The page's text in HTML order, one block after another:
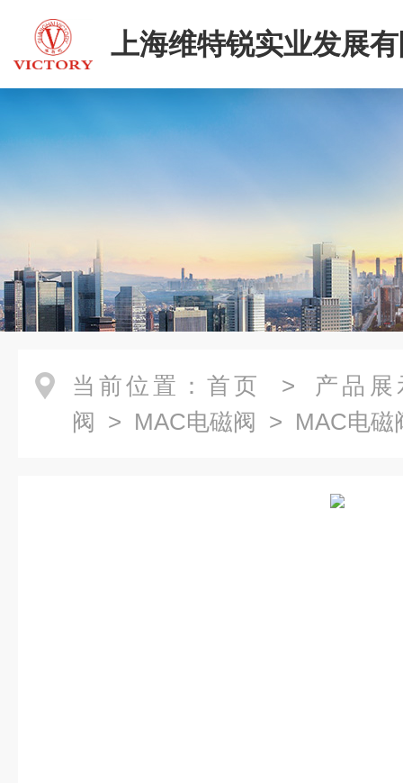
上海维特锐实业发展
当前位置： 首页 > 产品展
阀 > MAC电磁阀 > MAC电磁